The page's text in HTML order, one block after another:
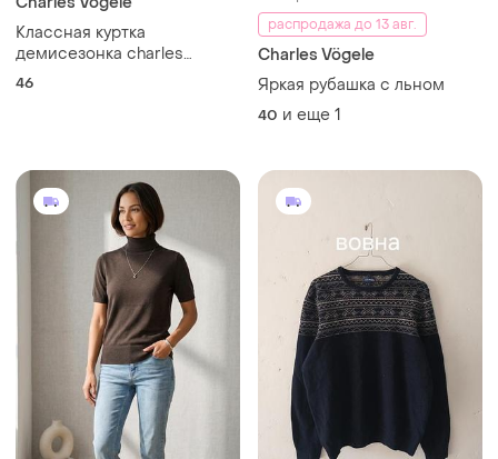
Классная куртка
демисезонка charles
vogelle
46
распродажа до 13 авг.
Charles Vögele
Яркая рубашка с льном
40 и еще 1